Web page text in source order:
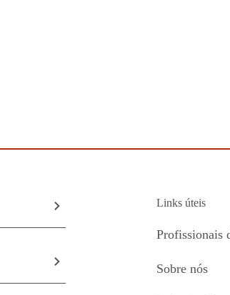
Links úteis
Profissionais
Sobre nós